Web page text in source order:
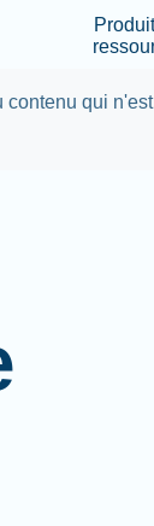
contenu qui